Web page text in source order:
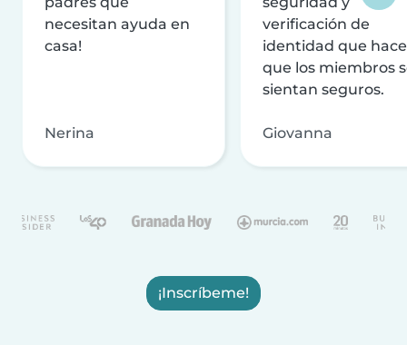
necesitan ayuda en
casa!
Nerina
verificación de
identidad que
que los miembros
sientan seguros.
Giovanna
¡Inscríbeme!